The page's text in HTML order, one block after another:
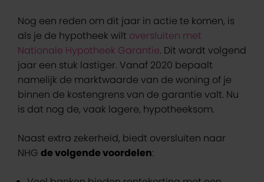
Nog een reden om dit jaar in actie te komen, is
als je de hypotheek wilt oversluiten met
Nationale Hypotheek Garantie. Dit wordt volgend
jaar een stuk lastiger. Vanaf 2020 bepaalt
namelijk de marktwaarde van de woning of je
binnen de kostengrens van de garantie valt. Nu
is dat nog de, vaak lagere, hypotheeksom.
Naast extra zekerheid, biedt oversluiten naar
NHG de volgende voordelen: